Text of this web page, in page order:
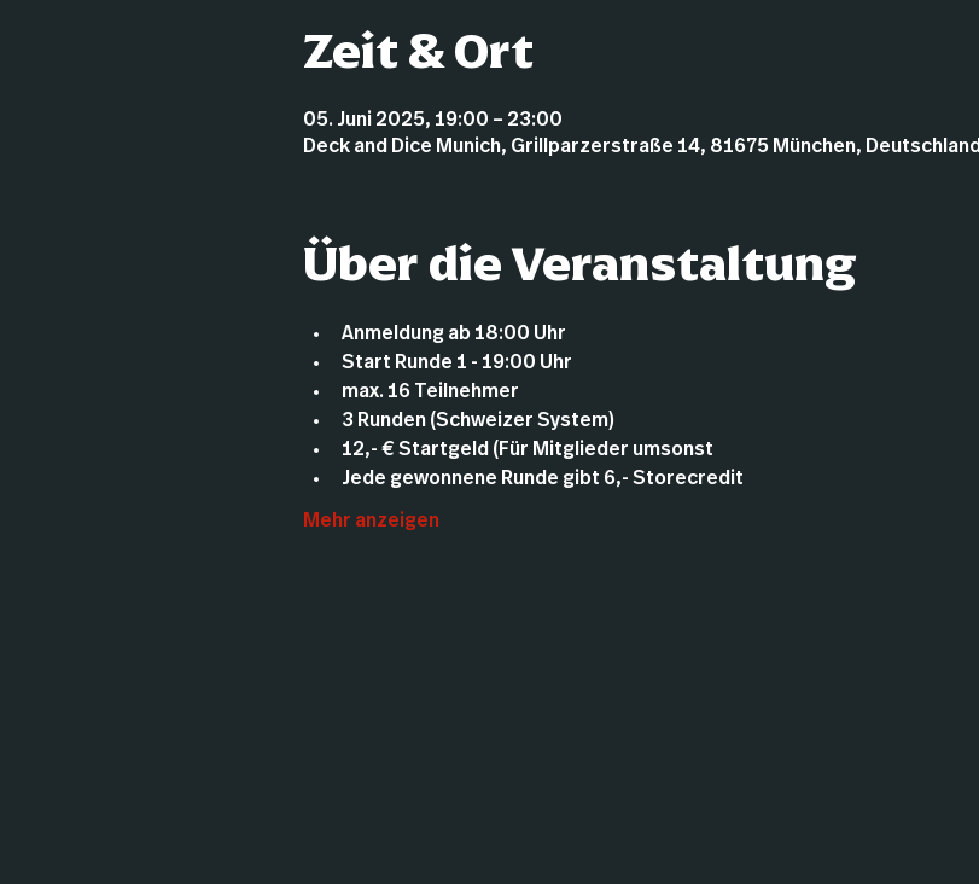
Zeit & Ort
05. Juni 2025, 19:00 – 23:00
Deck and Dice Munich, Grillparzerstraße 14, 81675 München, Deutschland
Über die Veranstaltung
Anmeldung ab 18:00 Uhr
Start Runde 1 - 19:00 Uhr
max. 16 Teilnehmer
3 Runden (Schweizer System)
12,- € Startgeld (Für Mitglieder umsonst
Jede gewonnene Runde gibt 6,- Storecredit
Mehr anzeigen